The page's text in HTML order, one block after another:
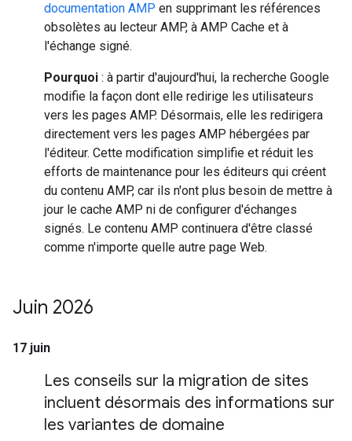
documentation AMP en supprimant les références
obsolètes au lecteur AMP, à AMP Cache et à
l'échange signé.
Pourquoi : à partir d'aujourd'hui, la recherche Google
modifie la façon dont elle redirige les utilisateurs
vers les pages AMP. Désormais, elle les redirigera
directement vers les pages AMP hébergées par
l'éditeur. Cette modification simplifie et réduit les
efforts de maintenance pour les éditeurs qui créent
du contenu AMP, car ils n'ont plus besoin de mettre à
jour le cache AMP ni de configurer d'échanges
signés. Le contenu AMP continuera d'être classé
comme n'importe quelle autre page Web.
Juin 2026
17 juin
Les conseils sur la migration de sites
incluent désormais des informations sur
les variantes de domaine